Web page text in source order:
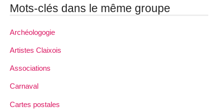
Mots-clés dans le même groupe
Archéologogie
Artistes Claixois
Associations
Carnaval
Cartes postales